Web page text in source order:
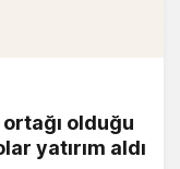
olduğu
yatırım aldı